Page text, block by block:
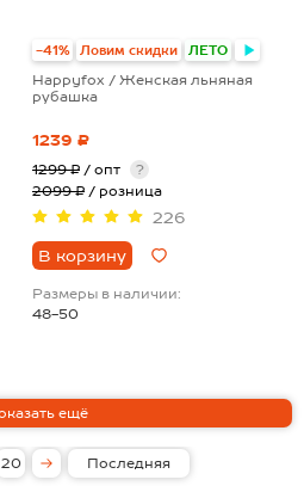
-41% Ловим скидки ЛЕТО
Happyfox / Женская льняная
рубашка
1239 ₽
1299 ₽ / опт
?
2099 ₽ / розница
226
В корзину
Размеры в наличии:
48-50
20 Последняя